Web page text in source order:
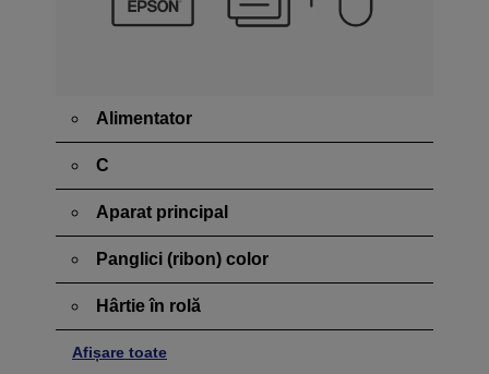
Alimentator
C
Aparat principal
Panglici (ribon) color
Hârtie în rolă
Afișare toate